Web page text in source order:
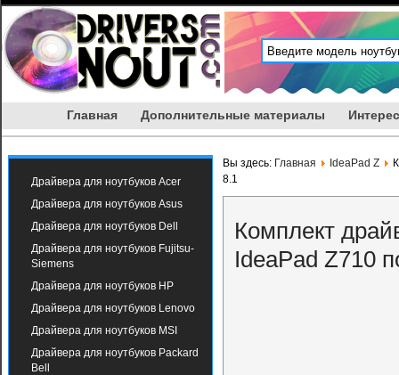
Главная Дополнительные материалы
Драйвера для ноутбуков Acer
Драйвера для ноутбуков Asus
Драйвера для ноутбуков Dell
Драйвера для ноутбуков Fujitsu-
Siemens
Драйвера для ноутбуков HP
Драйвера для ноутбуков Lenovo
Драйвера для ноутбуков MSI
Драйвера для ноутбуков Packard
Bell
Вы здесь: Главная IdeaPad Z
8.1
Комплект
IdeaPad Z710